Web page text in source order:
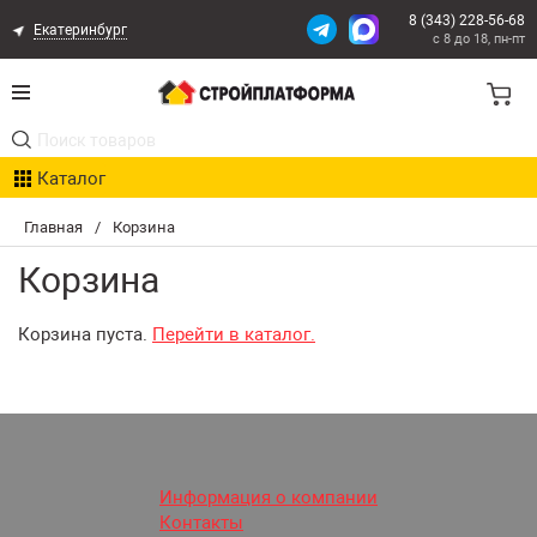
Главная / Корзина
Корзина
Корзина пуста. Перейти в каталог.
Екатеринбург
8 (343) 228-56-68
с 8 до 18, пн-пт
Каталог
Акции
Расчет доставки
Организациям
Оплата и ДоставкаИнформация о компании
Контакты